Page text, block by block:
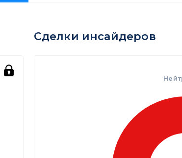
Сделки инсайдеров